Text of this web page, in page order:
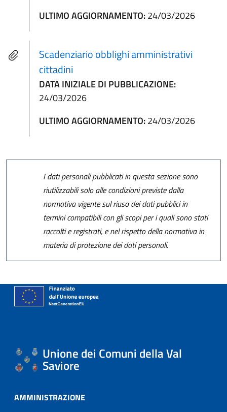
ULTIMO AGGIORNAMENTO:24/03/2026
Scadenziario obblighi amministrativi
cittadini
DATA INIZIALE DI PUBBLICAZIONE:
24/03/2026
ULTIMO AGGIORNAMENTO:24/03/2026
I dati personali pubblicati in questa sezione sono
riutilizzabili solo alle condizioni previste dalla
normativa vigente sul riuso dei dati pubblici in
termini compatibili con gli scopi per i quali sono stati
raccolti e registrati, e nel rispetto della normativa in
materia di protezione dei dati personali.
Unione dei Comuni della Val
Saviore
AMMINISTRAZIONE